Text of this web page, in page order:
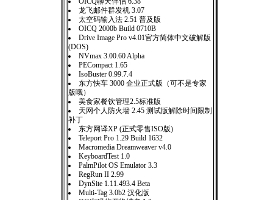
龙飞邮件群发机 3.07
太空码输入法 2.51 普及版
OICQ 2000b Build 0710B
Drive Image Pro v4.01官方简体中文破解版
(DOS)
NVmax 3.00.60 Alpha
PECompact 1.65
IsoBuster 0.99.7.4
东方快车 3000 企业正式版（可不是专家
版哦）
美食家餐饮管理2.5标准版
天网个人防火墙 2.45 测试版解除时间限制
补丁
东方网译XP (正式零售ISO版)
Teleport Pro 1.29 Build 1632
Macromedia Dreamweaver v4.0
KeyboardTest 1.0
PalmPilot OS Emulator 3.3
RegRun II 2.99
DynSite 1.11.493.4 Beta
Multi-Tag 3.0b2 汉化版